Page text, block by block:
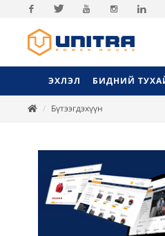
Facebook
ЭХЛЭЛ БИДНИЙ
Бүтээгдэхүүн